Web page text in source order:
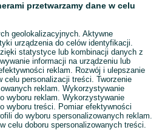
przetwarzamy dane w celu
geolokalizacyjnych. Aktywne
urządzenia do celów identyfikacji.
statystyce lub kombinacji danych z
informacji na urządzeniu lub
reklam. Rozwój i ulepszanie
celu personalizacji treści. Tworzenie
reklam. Wykorzystywanie
wyboru reklam. Wykorzystywanie
wyboru treści. Pomiar efektywności
do wyboru spersonalizowanych reklam.
celu doboru spersonalizowanych treści.